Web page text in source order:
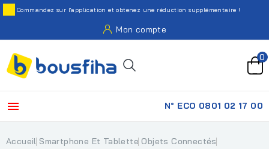
Commandez sur l'application et obtenez une réduction supplémentaire !
Mon compte
0
 N° ECO 0801 02 17 00
Accueil Smartphone Et Tablette Objets Connectés